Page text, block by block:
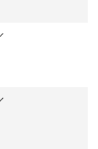
мессенджер!